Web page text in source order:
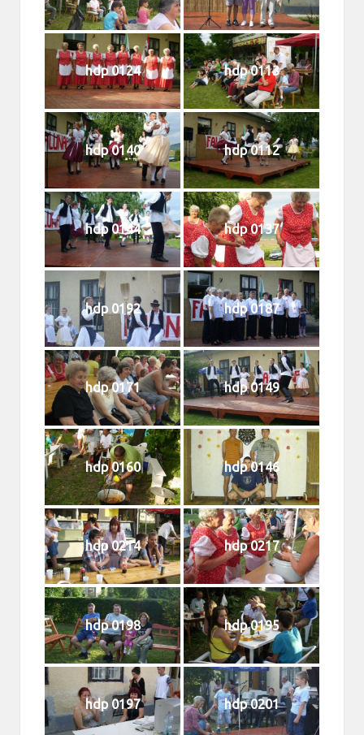
hdp 0124 hdp 0113
hdp 0140 hdp 0112
hdp 0144 hdp 0137
hdp 0192 hdp 0187
hdp 0171 hdp 0149
hdp 0160 hdp 0146
hdp 0214 hdp 0217
hdp 0198 hdp 0195
hdp 0197 hdp 0201